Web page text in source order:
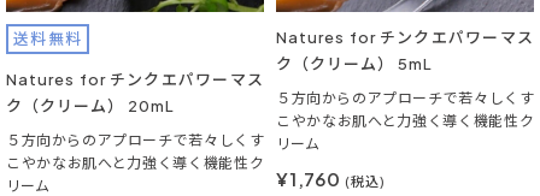
送料無料
Natures for チンクエパワーマス
ク（クリーム） 20mL
５方向からのアプローチで若々しくす
こやかなお肌へと力強く導く機能性ク
リーム
Natures for チンクエパワーマス
ク（クリーム） 5mL
５方向からのアプローチで若々しくす
こやかなお肌へと力強く導く機能性ク
リーム
¥1,760 (税込)